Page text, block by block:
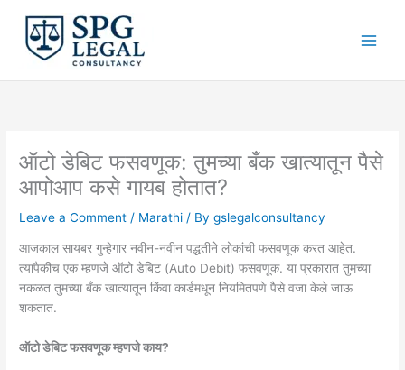
content
ऑटो डेबिट फसवणूक: तुमच्या बँक खात्यातून पैसे
आपोआप कसे गायब होतात?
Leave a Comment / Marathi / Bygslegalconsultancy
आजकाल सायबर गुन्हेगार नवीन-नवीन पद्धतीने लोकांची फसवणूक करत आहेत.
त्यापैकीच एक म्हणजे ऑटो डेबिट (Auto Debit) फसवणूक. या प्रकारात तुमच्या
नकळत तुमच्या बँक खात्यातून किंवा कार्डमधून नियमितपणे पैसे वजा केले जाऊ
शकतात.
ऑटो डेबिट फसवणूक म्हणजे काय?